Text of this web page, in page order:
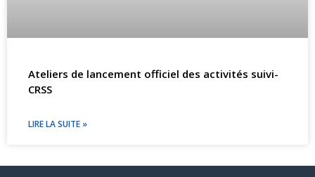
Ateliers de lancement officiel des activités suivi-
CRSS
LIRE LA SUITE »